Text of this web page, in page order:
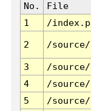
No. File
1
/
2 /
3 /
4
/
5
/